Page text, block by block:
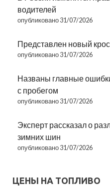
водителей
опубликовано 31/07/2026
Представлен новый
опубликовано 31/07/2026
Названы главные
с пробегом
опубликовано 31/07/2026
Эксперт рассказал о
зимних шин
опубликовано 31/07/2026
ЦЕНЫ НА ТОПЛИВО